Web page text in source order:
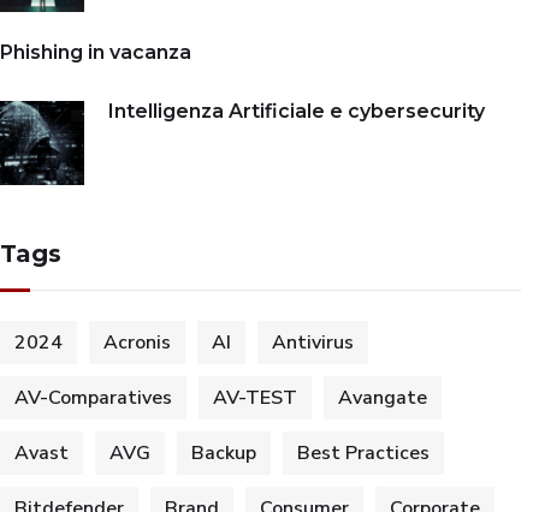
Phishing in vacanza
Intelligenza Artificiale e cybersecurity
Tags
2024 Acronis AI Antivirus
AV-Comparatives AV-TEST Avangate
Avast AVG Backup Best Practices